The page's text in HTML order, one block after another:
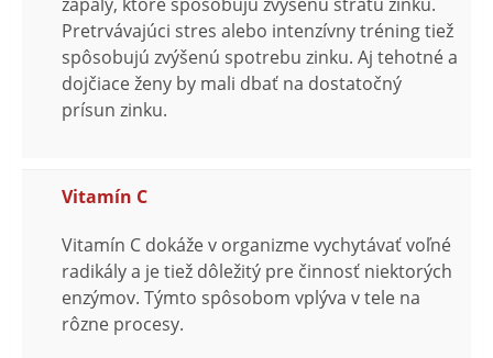
Pretrvávajúci stres alebo intenzívny tréning tiež
spôsobujú zvýšenú spotrebu zinku. Aj tehotné a
dojčiace ženy by mali dbať na dostatočný
prísun zinku.
Vitamín C
Vitamín C dokáže v organizme vychytávať voľné
radikály a je tiež dôležitý pre činnosť niektorých
enzýmov. Týmto spôsobom vplýva v tele na
rôzne procesy.